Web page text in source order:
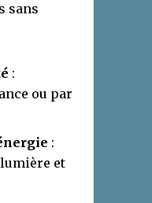
sans
:
ou par
:
et